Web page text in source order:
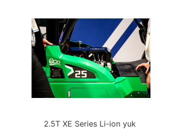
2.5T XE Series Li-ion yuk